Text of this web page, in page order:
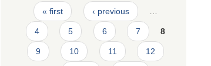
Pages
« first ‹ previous
4 5 6 7 8
9 10 11 12